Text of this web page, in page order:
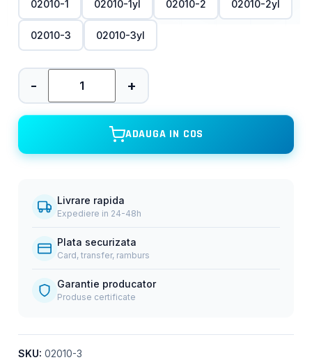
02010-1 02010-1yl 02010-2 02010-2yl
02010-3 02010-3yl
- +
ADAUGA IN COS
Livrare rapida
Expediere in 24-48h
Plata securizata
Card, transfer, ramburs
Garantie producator
Produse certificate
SKU: 02010-3